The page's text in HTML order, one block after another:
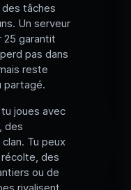
tâches
Un serveur
25 garantit
pas dans
reste
partagé.
joues avec
des
Tu peux
des
ou de
rivalisent